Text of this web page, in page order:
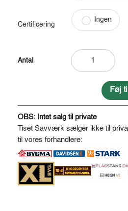
Certificering
Ingen
antal
Føj
A
l
t
e
r
n
t
OBS: Intet salg til private
Tiset Savværk sælger ikke til
til vores forhandlere: